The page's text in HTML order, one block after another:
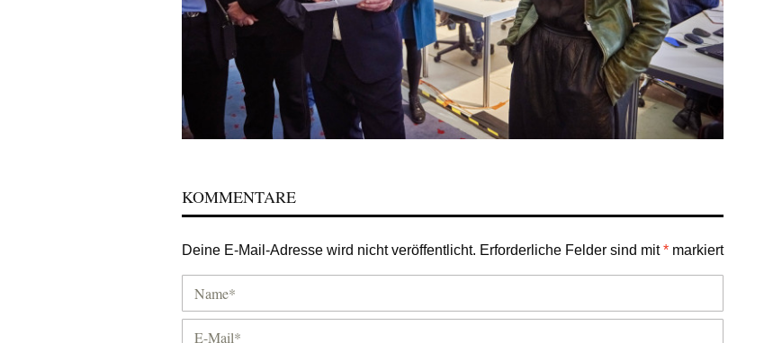
KOMMENTARE
Deine E-Mail-Adresse wird nicht veröffentlicht. Erforderliche Felder sind mit* markiert